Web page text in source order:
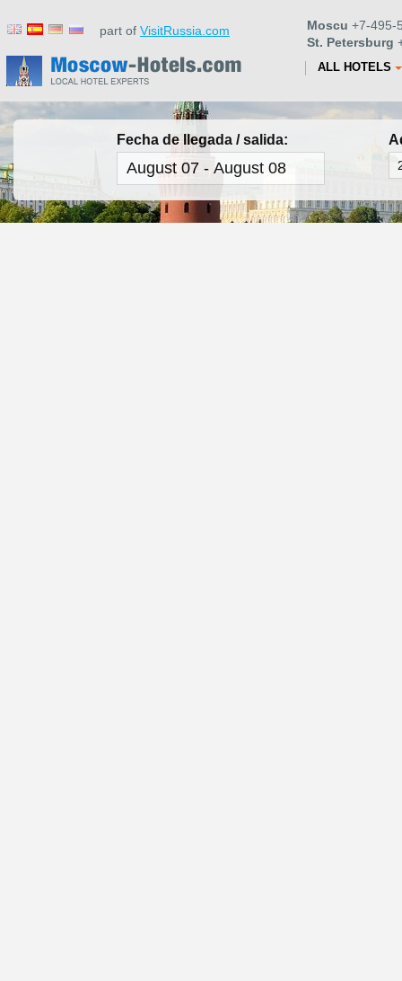
part of VisitRussia.com Moscu +7-495-
St. Petersburg
ALL HOTELS
Fecha de llegada / salida: